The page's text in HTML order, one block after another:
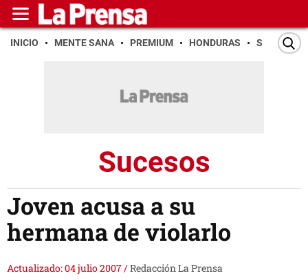
INICIO MENTE SANA PREMIUM HONDURAS SAN PEDRO
Sucesos
Joven acusa a su
hermana de violarlo
Actualizado: 04 julio 2007/Redacción La Prensa